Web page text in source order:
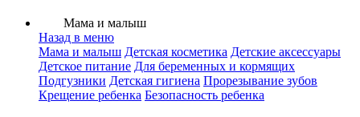
Мама и малыш
Назад в меню
Мама и малыш Детская косметика Детские аксессуары
Детское питание Для беременных и кормящих
Подгузники Детская гигиена Прорезывание зубов
Крещение ребенка Безопасность ребенка